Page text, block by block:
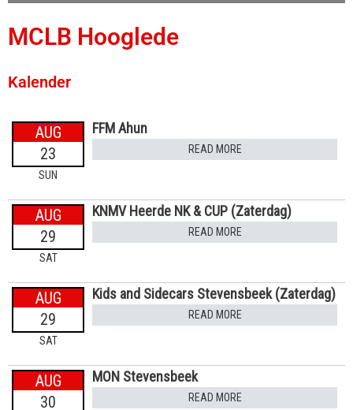
MCLB Hooglede
Kalender
AUG
23
SUN
FFM Ahun
READ MORE
AUG
29
SAT
KNMV Heerde NK & CUP (Zaterdag)
READ MORE
AUG
29
SAT
Kids and Sidecars Stevensbeek (Zaterdag)
READ MORE
AUG
30
MON Stevensbeek
READ MORE